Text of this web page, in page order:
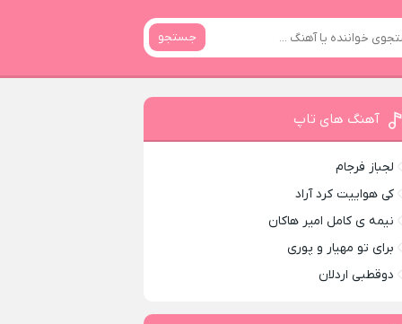
جستجو
آهنگ های تاپ
لجباز فرجام
کی هواییت کرد آراد
نیمه ی کامل امیر هاکان
برای تو مهیار و پوری
دوقطبی اردلان